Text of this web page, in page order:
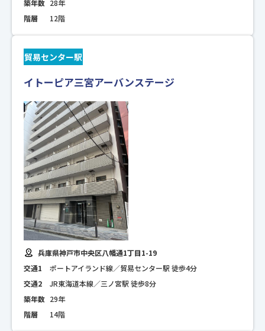
築年数 28年
階層
12階
貿易センター駅
イトーピア三宮アーバンステージ
兵庫県神戸市中央区八幡通1丁目1-19
交通1
ポートアイランド線／貿易センター駅 徒歩4分
交通2
JR東海道本線／三ノ宮駅 徒歩8分
築年数 29年
階層
14階